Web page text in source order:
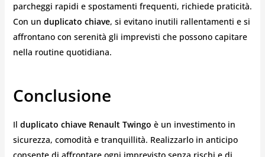
parcheggi rapidi e spostamenti frequenti, richiede praticità.
Con un duplicato chiave, si evitano inutili rallentamenti e si
affrontano con serenità gli imprevisti che possono capitare
nella routine quotidiana.
Conclusione
Il duplicato chiave Renault Twingo è un investimento in
sicurezza, comodità e tranquillità. Realizzarlo in anticipo